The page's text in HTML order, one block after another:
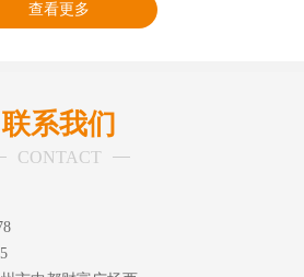
查看更多
联系我们
CONTACT